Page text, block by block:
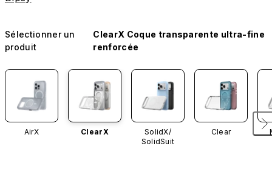
Sélectionner un
produit
ClearX Coque transparente ultra-fine
renforcée
AirX ClearX
SolidX/
SolidSuit
Clear